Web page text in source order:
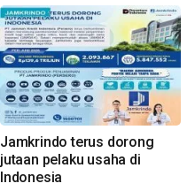
Jamkrindo terus dorong
jutaan pelaku usaha di
Indonesia